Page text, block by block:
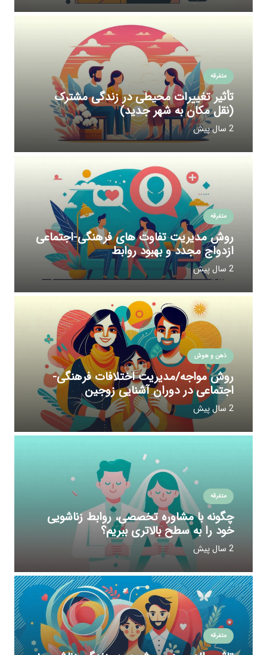
متفرقه
تأثیر تغییرات محیطی در زندگی مشترک
(نقل مکان به شهر جدید)
2 سال پیش
متفرقه
روش مدیریت تفاوت های فرهنگی-اجتماعی
ازدواج مجدد و بهبود روابط
2 سال پیش
ذهن و هوش
روش مواجه/مدیریت اختلافات فرهنگی-
اجتماعی در دوران آشنایی زوجین
2 سال پیش
متفرقه
چگونه با مشاوره‌ تخصصی، روابط زناشویی
خود را به سطح بالاتری ببریم؟
2 سال پیش
متفرقه